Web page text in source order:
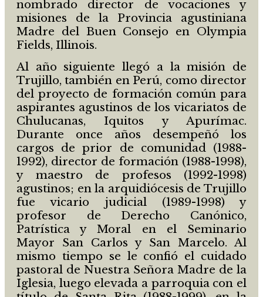
nombrado director de vocaciones y
misiones de la Provincia agustiniana
Madre del Buen Consejo en Olympia
Fields, Illinois.
Al año siguiente llegó a la misión de
Trujillo, también en Perú, como director
del proyecto de formación común para
aspirantes agustinos de los vicariatos de
Chulucanas, Iquitos y Apurímac.
Durante once años desempeñó los
cargos de prior de comunidad (1988-
1992), director de formación (1988-1998),
y maestro de profesos (1992-1998)
agustinos; en la arquidiócesis de Trujillo
fue vicario judicial (1989-1998) y
profesor de Derecho Canónico,
Patrística y Moral en el Seminario
Mayor San Carlos y San Marcelo. Al
mismo tiempo se le confió el cuidado
pastoral de Nuestra Señora Madre de la
Iglesia, luego elevada a parroquia con el